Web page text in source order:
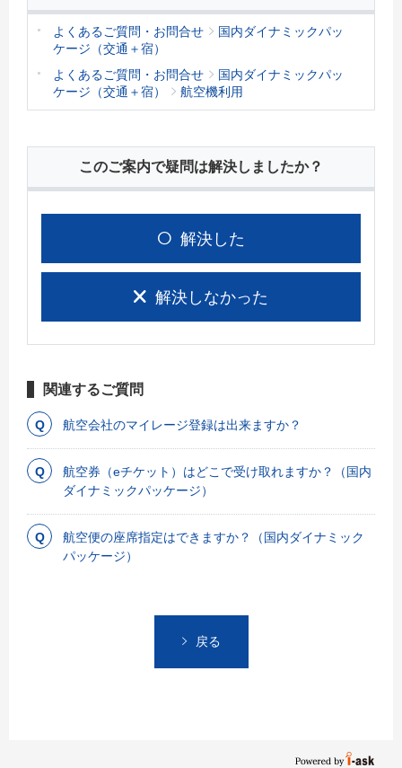
よくあるご質問・お問合せ
国内ダイナミックパッ
ケージ（交通＋宿）
よくあるご質問・お問合せ
国内ダイナミックパッ
ケージ（交通＋宿）
航空機利用
このご案内で疑問は解決しましたか？
解決した
解決しなかった
関連するご質問
航空会社のマイレージ登録は出来ますか？
航空券（eチケット）はどこで受け取れますか？（国内
ダイナミックパッケージ）
航空便の座席指定はできますか？（国内ダイナミック
パッケージ）
戻る